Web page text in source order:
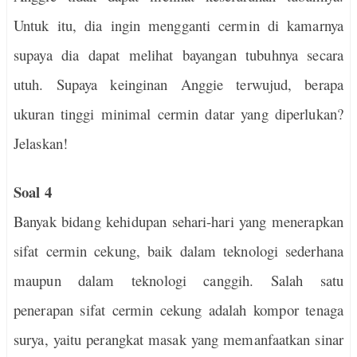
Untuk itu, dia ingin mengganti cermin di kamarnya
supaya dia dapat melihat bayangan tubuhnya secara
utuh. Supaya keinginan Anggie terwujud, berapa
ukuran tinggi minimal cermin datar yang diperlukan?
Jelaskan!
Soal 4
Banyak bidang kehidupan sehari-hari yang menerapkan
sifat cermin cekung, baik dalam teknologi sederhana
maupun dalam teknologi canggih. Salah satu
penerapan sifat cermin cekung adalah kompor tenaga
surya, yaitu perangkat masak yang memanfaatkan sinar